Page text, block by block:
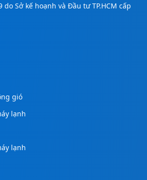
do Sở kế hoạnh và Đầu tư TP.HCM cấp
gió
lạnh
lạnh